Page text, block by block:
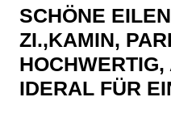
bei
SCHÖNE
ZI.,KAMIN,
IDERAL FÜR